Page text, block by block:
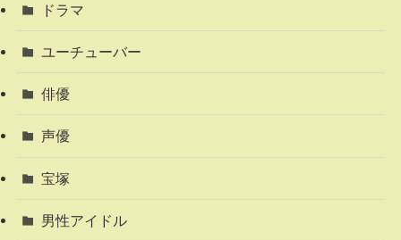
ドラマ
ユーチューバー
俳優
声優
宝塚
男性アイドル